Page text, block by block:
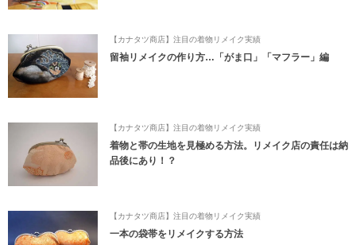
【カナタツ商店】注目の着物リメイク実績
留袖リメイクの作り方…「がま口」「マフラー」編
【カナタツ商店】注目の着物リメイク実績
着物と帯の生地を見極める方法。リメイク店の責任は納
品後にあり！？
【カナタツ商店】注目の着物リメイク実績
一本の袋帯をリメイクする方法